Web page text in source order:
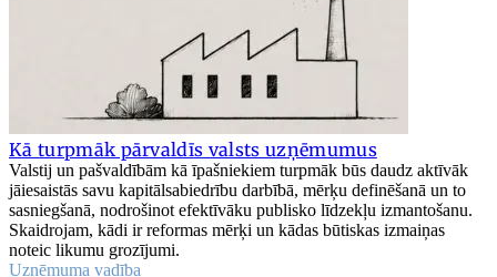
Kā turpmāk pārvaldīs valsts uzņēmumus
Valstij un pašvaldībām kā īpašniekiem turpmāk būs daudz aktīvāk
jāiesaistās savu kapitālsabiedrību darbībā, mērķu definēšanā un to
sasniegšanā, nodrošinot efektīvāku publisko līdzekļu izmantošanu.
Skaidrojam, kādi ir reformas mērķi un kādas būtiskas izmaiņas
noteic likumu grozījumi.
Uzņēmuma vadība